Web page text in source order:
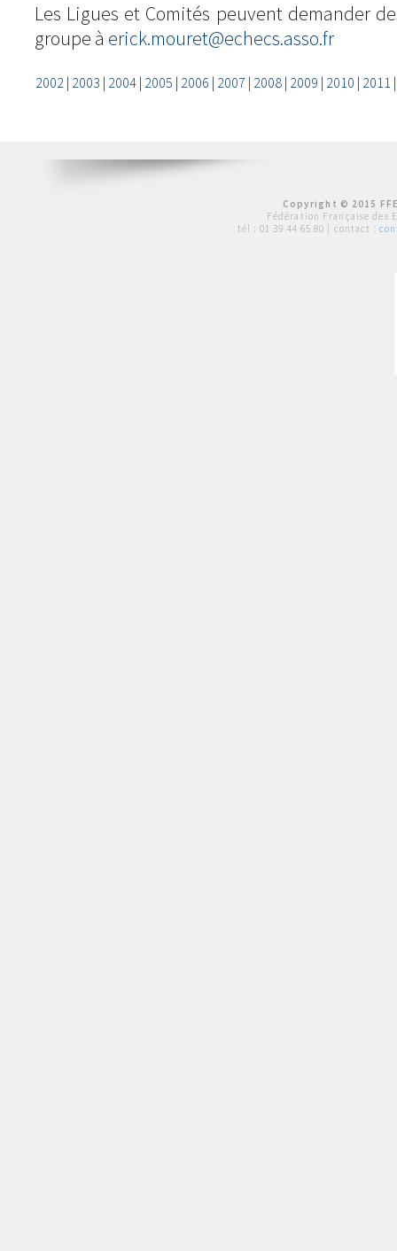
Les Ligues et Comités peuvent demander
groupe à erick.mouret@echecs.asso.fr
2002| 2003 | 2004| 2005 | 2006 | 2007 | 2008| 2009 | 2010 | 2011
Copyright © 2015
Fédération Française des
tél : 01 39 44 65 80 | contact :